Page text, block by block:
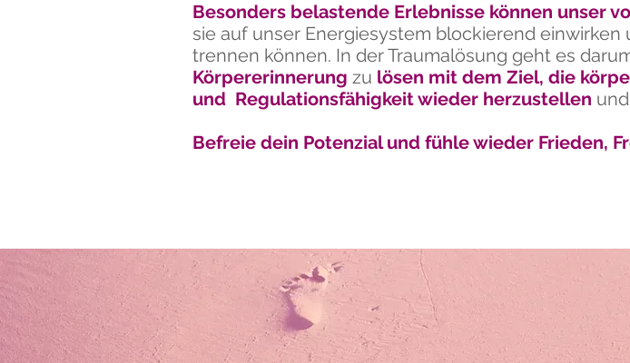
Besonders belastende Erlebnisse können unser
sie auf unser Energiesystem blockierend
trennen können. In der Traumalösung geht es
Körpererinnerung zu lösen mit dem Ziel, die
und Regulationsfähigkeit wieder herzustellen
Befreie dein Potenzial und fühle wieder Frieden,